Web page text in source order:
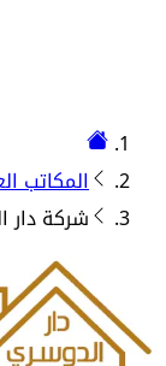
المكاتب
شركة دار